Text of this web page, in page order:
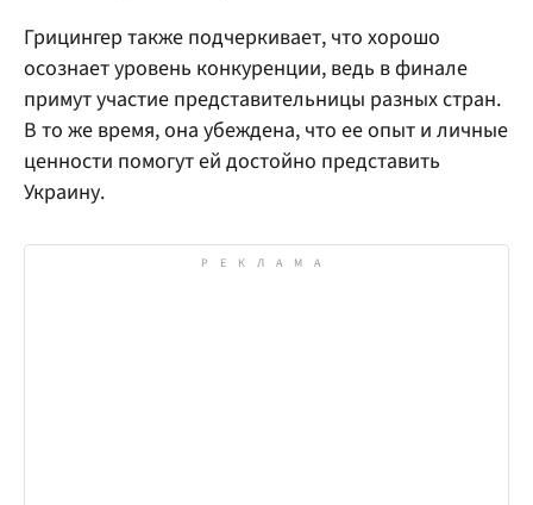
Грицингер также подчеркивает, что хорошо
осознает уровень конкуренции, ведь в финале
примут участие представительницы разных стран.
В то же время, она убеждена, что ее опыт и личные
ценности помогут ей достойно представить
Украину.